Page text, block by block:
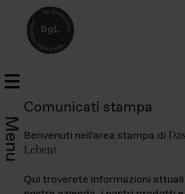
Menu
Comunicati stampa
Benvenuti nell'area stampa di
Leben!
Qui troverete informazioni attuali